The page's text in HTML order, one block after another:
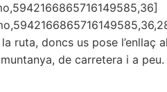
ruta, doncs us pose l’enllaç
de carretera i a